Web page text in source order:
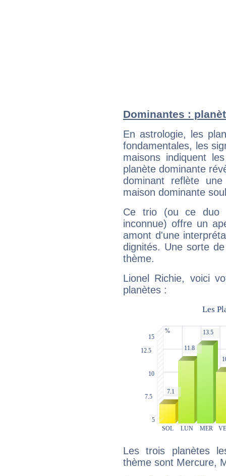
Dominantes :
En astrologie, les
fondamentales, les
maisons indiquent
planète dominante
dominant reflète
maison dominante
Ce trio (ou ce duo
inconnue) offre un
amont d'une
dignités. Une sorte
thème.
Lionel Richie, voici
planètes :
Les trois planètes
thème sont Mercure,